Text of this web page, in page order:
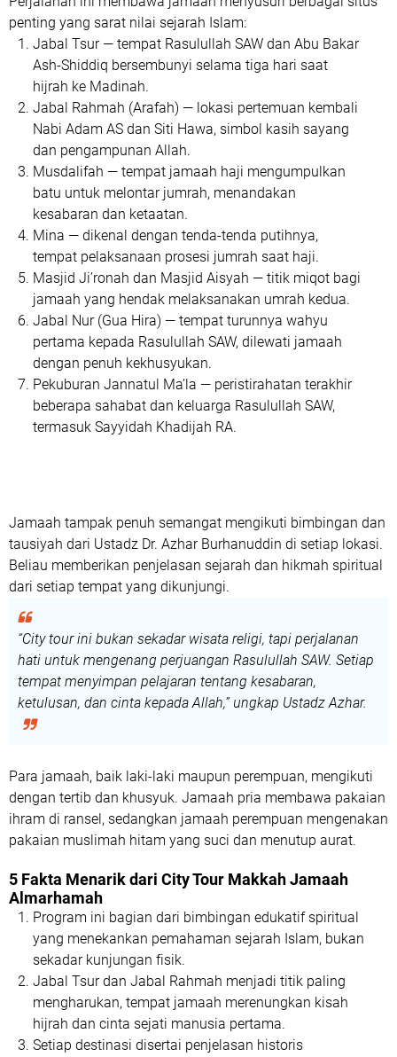
City Tour Ziarah Kota Makkah Jamaah PT. Almarhamah Cahaya Utama Menapaki
NARASIRAKYAT, MAKKAH, 2 November 2025— Dalam
suasana penuh haru dan kehangatan spiritual, jamaah
Almarhamah Cahaya Utamamelaksanakanprogram city
tour dan ziarah kota Makkah Al-Mukarramah , Ahad (2/11).
Kegiatan ini menjadi bagian penting dari rangkaian ibadah
umrah, memberikan kesempatan bagi jamaah untuk
mengenal lebih dalamsejarah perjuangan dan keteladanan
Rasulullah SAWdi tanah suci.
Kegiatan ziarah edukatif ini dipimpin langsung olehUstadz
Dr. H. Azhar Burhanuddinbersama tim pembimbing.
Jamaah dijadwalkan berangkat setelah shalat Subuh dan
sebagai tanda kebersamaan dan kedisiplinan jamaah
Almarhamah.
Perjalanan ini membawa jamaah menyusuri berbagai situs
Ash-Shiddiq bersembunyi selama tiga hari saat
hijrah ke Madinah.
Jabal Rahmah (Arafah)— lokasi pertemuan kembali
Nabi Adam AS dan Siti Hawa, simbol kasih sayang
dan pengampunan Allah.
batu untuk melontar jumrah, menandakan
kesabaran dan ketaatan.
Mina — dikenal dengan tenda-tenda putihnya,
tempat pelaksanaan prosesi jumrah saat haji.
jamaah yang hendak melaksanakanumrah kedua.
Jabal Nur (Gua Hira)
pertama kepada Rasulullah SAW, dilewati jamaah
dengan penuh kekhusyukan.
Pekuburan Jannatul Ma’la
beberapa sahabat dan keluarga Rasulullah SAW,
termasuk Sayyidah Khadijah RA.